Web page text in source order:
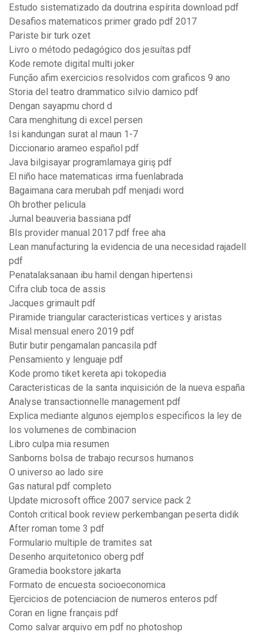
Estudo sistematizado da doutrina espírita download pdf
Desafios matematicos primer grado pdf 2017
Pariste bir turk ozet
Livro o método pedagógico dos jesuítas pdf
Kode remote digital multi joker
Função afim exercicios resolvidos com graficos 9 ano
Storia del teatro drammatico silvio damico pdf
Dengan sayapmu chord d
Cara menghitung di excel persen
Isi kandungan surat al maun 1-7
Diccionario arameo español pdf
Java bilgisayar programlamaya giriş pdf
El niño hace matematicas irma fuenlabrada
Bagaimana cara merubah pdf menjadi word
Oh brother pelicula
Jurnal beauveria bassiana pdf
Bls provider manual 2017 pdf free aha
Lean manufacturing la evidencia de una necesidad rajadell
pdf
Penatalaksanaan ibu hamil dengan hipertensi
Cifra club toca de assis
Jacques grimault pdf
Piramide triangular caracteristicas vertices y aristas
Misal mensual enero 2019 pdf
Butir butir pengamalan pancasila pdf
Pensamiento y lenguaje pdf
Kode promo tiket kereta api tokopedia
Caracteristicas de la santa inquisición de la nueva españa
Analyse transactionnelle management pdf
Explica mediante algunos ejemplos especificos la ley de
los volumenes de combinacion
Libro culpa mia resumen
Sanborns bolsa de trabajo recursos humanos
O universo ao lado sire
Gas natural pdf completo
Update microsoft office 2007 service pack 2
Contoh critical book review perkembangan peserta didik
After roman tome 3 pdf
Formulario multiple de tramites sat
Desenho arquitetonico oberg pdf
Gramedia bookstore jakarta
Formato de encuesta socioeconomica
Ejercicios de potenciacion de numeros enteros pdf
Coran en ligne français pdf
Como salvar arquivo em pdf no photoshop